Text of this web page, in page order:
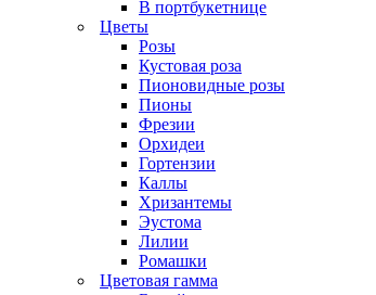
В портбукетнице
Цветы
Розы
Кустовая роза
Пионовидные розы
Пионы
Фрезии
Орхидеи
Гортензии
Каллы
Хризантемы
Эустома
Лилии
Ромашки
Цветовая гамма